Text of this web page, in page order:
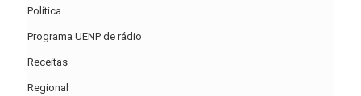
Política
Programa UENP de rádio
Receitas
Regional